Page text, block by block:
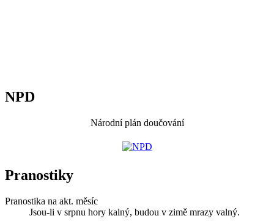
NPD
Národní plán doučování
Pranostiky
Pranostika na akt. měsíc
Jsou-li v srpnu hory kalný, budou v zimě mrazy valný.